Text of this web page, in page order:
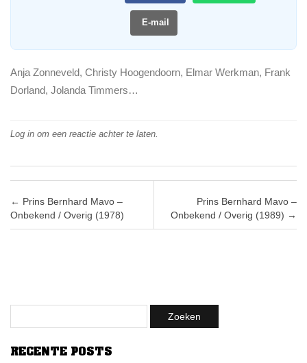
E-mail
Anja Zonneveld, Christy Hoogendoorn, Elmar Werkman, Frank
Dorland, Jolanda Timmers…
Log in om een reactie achter te laten.
Post navigation
← Prins Bernhard Mavo –
Onbekend / Overig (1978)
Prins Bernhard Mavo –
Onbekend / Overig (1989) →
RECENTE POSTS